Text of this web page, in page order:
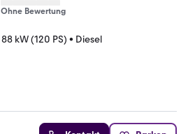
Ohne Bewertung
88 kW (120 PS) • Diesel